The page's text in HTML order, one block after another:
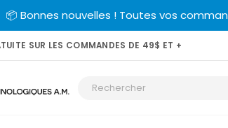
📦 Bonnes nouvelles ! Toutes vos
SUR LES COMMANDES DE 49$ ET +